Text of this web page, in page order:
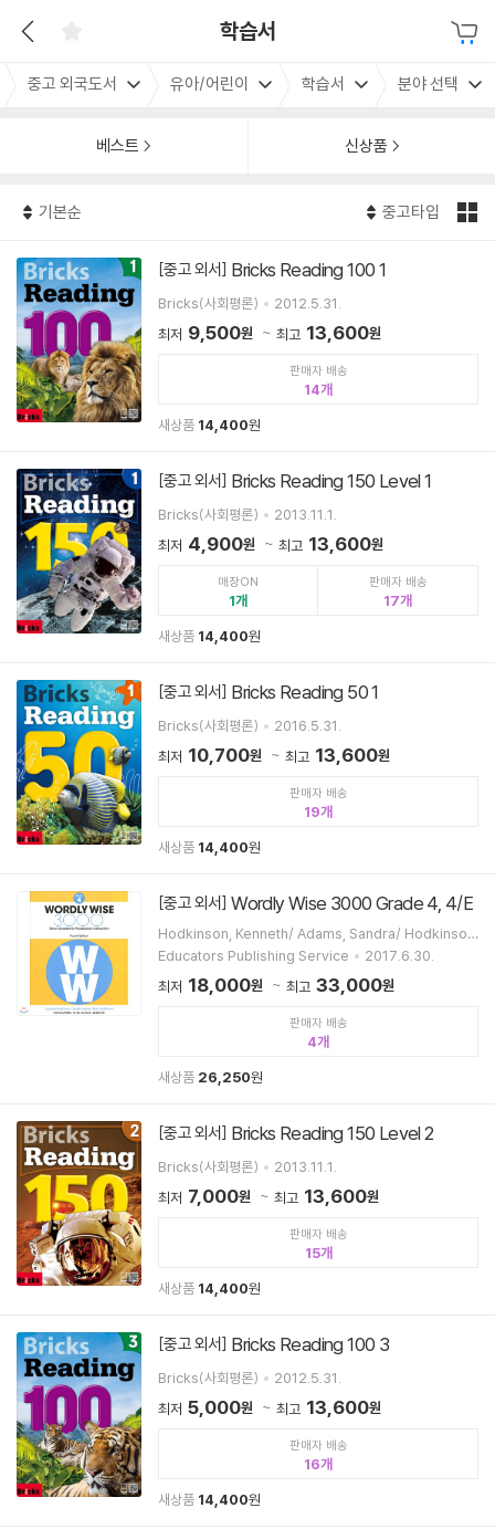
학습서
중고 외국도서 유아/어린이 학습서 분야 선택
베스트 신상품
기본순 중고타입
[중고 외서] Bricks Reading 100 1
Bricks(사회평론)
2012.5.31.
최저 9,500원 최고 13,600원
판매자 배송
14
새상품 14,400원
[중고 외서] Bricks Reading 150 Level 1
Bricks(사회평론)
2013.11.1.
최저 4,900원 최고 13,600원
매장ON
1
판매자 배송
17
새상품 14,400원
[중고 외서] Bricks Reading 50 1
Bricks(사회평론)
2016.5.31.
최저 10,700원 최고 13,600원
판매자 배송
19
새상품 14,400원
[중고 외서] Wordly Wise 3000 Grade 4, 4/E
Hodkinson, Kenneth/ Adams, Sandra/ Hodkinson,
Erica/ Educators Publishing Service (COR)
Educators Publishing Service
2017.6.30.
최저 18,000원 최고 33,000원
판매자 배송
4
새상품 26,250원
[중고 외서] Bricks Reading 150 Level 2
Bricks(사회평론)
2013.11.1.
최저 7,000원 최고 13,600원
판매자 배송
15
새상품 14,400원
[중고 외서] Bricks Reading 100 3
Bricks(사회평론)
2012.5.31.
최저 5,000원 최고 13,600원
판매자 배송
16
새상품 14,400원